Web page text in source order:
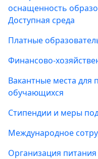
оснащенность
Доступная среда
Платные
Финансово-
Вакантные места для
обучающихся
Стипендии и меры
Международное
Организация